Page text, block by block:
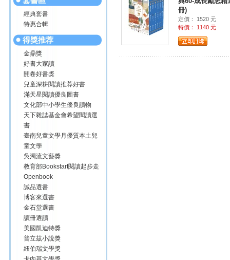
經典套書
特惠合輯
得獎推荐
金鼎獎
好書大家讀
開卷好書獎
兒童深耕閱讀推荐好書
滿天星閱讀優良圖書
文化部中小學生優良讀物
天下雜誌基金會希望閱讀選
書
臺南兒童文學月優質本土兒
童文學
吳濁流文藝獎
教育部Bookstart閱讀起步走
Openbook
誠品選書
博客來選書
金石堂選書
讀冊選讀
美國凱迪特獎
普立茲小說獎
紐伯瑞文學獎
冊)
定價： 1520 元
特價： 1140 元